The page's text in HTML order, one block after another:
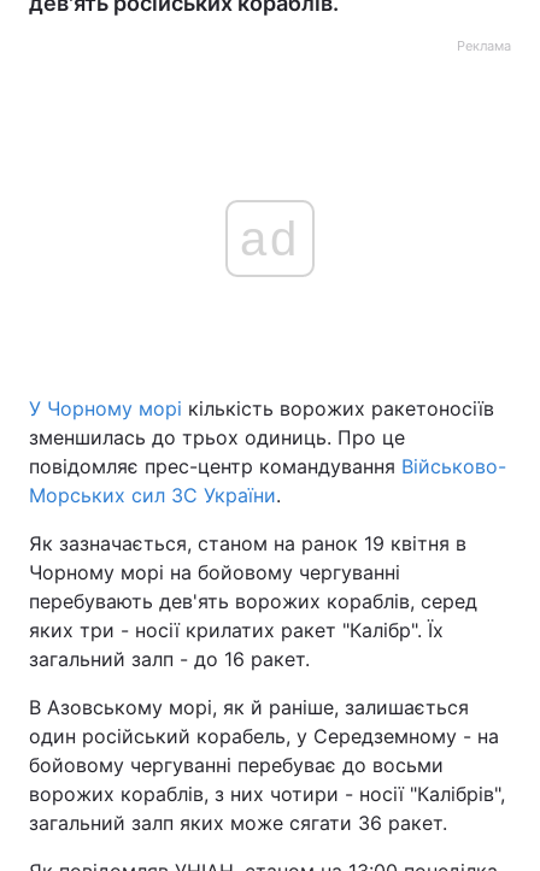
Реклама
ad
У Чорному морі кількість ворожих ракетоносіїв
зменшилась до трьох одиниць. Про це
повідомляє прес-центр командування Військово-
Морських сил ЗС України.
Як зазначається, станом на ранок 19 квітня в
Чорному морі на бойовому чергуванні
перебувають дев'ять ворожих кораблів, серед
яких три - носії крилатих ракет "Калібр". Їх
загальний залп - до 16 ракет.
В Азовському морі, як й раніше, залишається
один російський корабель, у Середземному - на
бойовому чергуванні перебуває до восьми
ворожих кораблів, з них чотири - носії "Калібрів",
загальний залп яких може сягати 36 ракет.